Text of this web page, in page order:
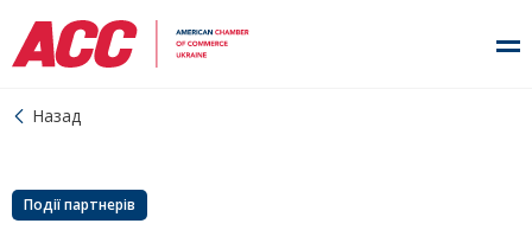
Назад
Події партнерів